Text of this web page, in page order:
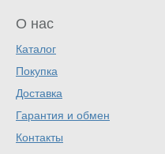
О нас
Каталог
Покупка
Доставка
Гарантия и обмен
Контакты